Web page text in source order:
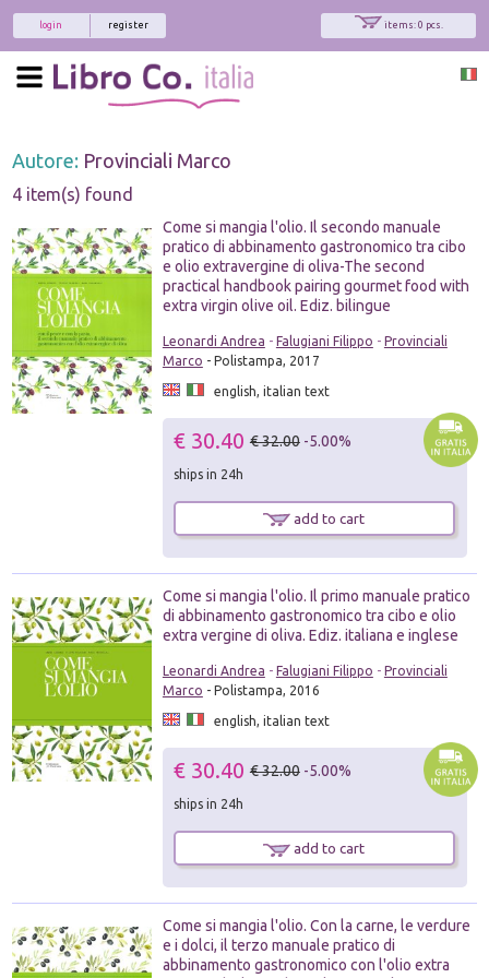
items: 0 pcs.
register
login
Autore: Provinciali Marco
4 item(s) found
Come si mangia l'olio. Il secondo manuale
pratico di abbinamento gastronomico tra cibo
e olio extravergine di oliva-The second
practical handbook pairing gourmet food with
extra virgin olive oil. Ediz. bilingue
Leonardi Andrea - Falugiani Filippo - Provinciali
Marco - Polistampa, 2017
english, italian text
€ 30.40 € 32.00 -5.00%
ships in 24h
add to cart
Come si mangia l'olio. Il primo manuale pratico
di abbinamento gastronomico tra cibo e olio
extra vergine di oliva. Ediz. italiana e inglese
Leonardi Andrea - Falugiani Filippo - Provinciali
Marco - Polistampa, 2016
english, italian text
€ 30.40 € 32.00 -5.00%
ships in 24h
add to cart
Come si mangia l'olio. Con la carne, le verdure
e i dolci, il terzo manuale pratico di
abbinamento gastronomico con l'olio extra